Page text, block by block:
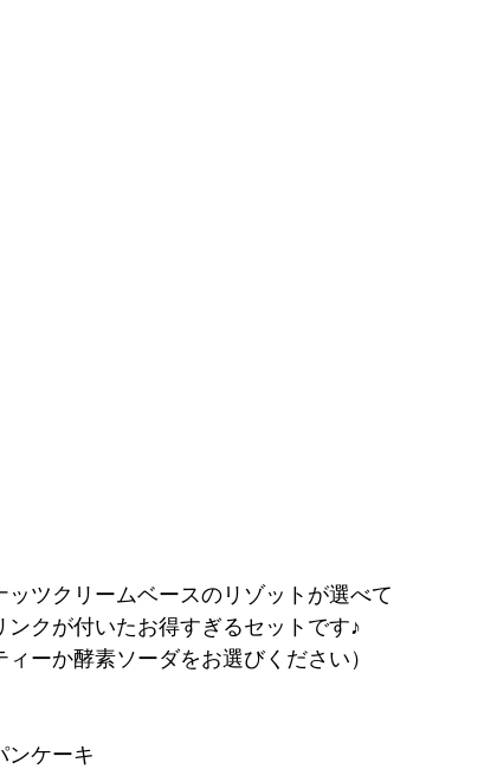
ッツクリームベースのリゾットが選べて
ンクが付いたお得すぎるセットです♪
ィーか酵素ソーダをお選びください）
ンケーキ